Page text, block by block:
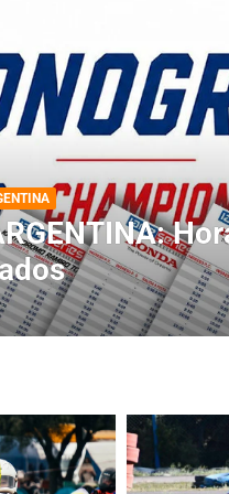
RMC BUENOS AIRES
Cerró